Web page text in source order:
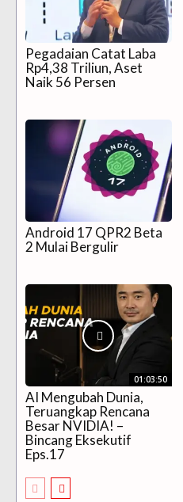
Pegadaian Catat Laba
Rp4,38 Triliun, Aset
Naik 56 Persen
Android 17 QPR2 Beta
2 Mulai Bergulir
01:03:50
AI Mengubah Dunia,
Teruangkap Rencana
Besar NVIDIA! –
Bincang Eksekutif
Eps.17